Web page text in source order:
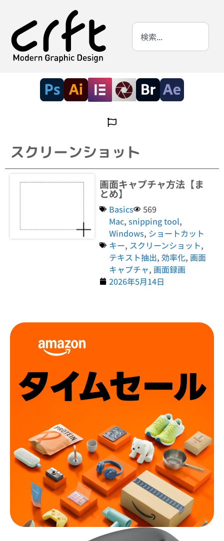
スクリーンショット
画面キャプチャ方法【ま
とめ】
Basics
569
Mac,snipping tool,
Windows, ショートカット
キー, スクリーンショット,
テキスト抽出,効率化, 画面
キャプチャ, 画面録画
2026年5月14日